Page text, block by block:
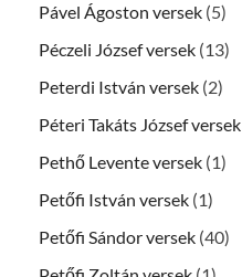
Pável Ágoston versek (5)
Péczeli József versek (13)
Peterdi István versek (2)
Péteri Takáts József versek
Pethő Levente versek (1)
Petőfi István versek (1)
Petőfi Sándor versek (40)